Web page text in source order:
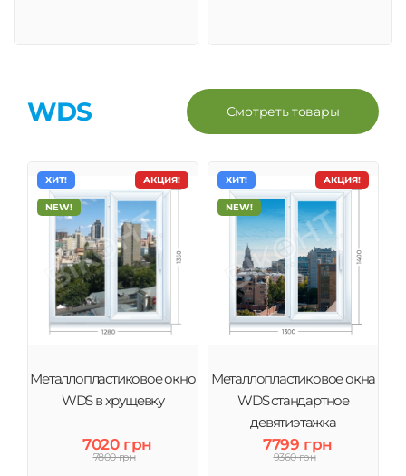
WDS Смотреть товары
АКЦИЯ!
ХИТ!
NEW!
Металлопластиковое окно
WDS в хрущевку
7020 грн
7800 грн
АКЦИЯ!
ХИТ!
NEW!
Металлопластиковое окна
WDS стандартное
девятиэтажка
7799 грн
9360 грн